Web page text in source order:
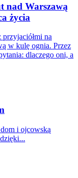
nad Warszawą
życia
na
w kulę ognia. Przez
dlaczego oni, a
i ojcowską